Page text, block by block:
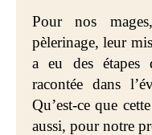
Pour nos
pèlerinage, leur
a eu des
racontée dans
Qu’est-ce que
aussi, pour notre